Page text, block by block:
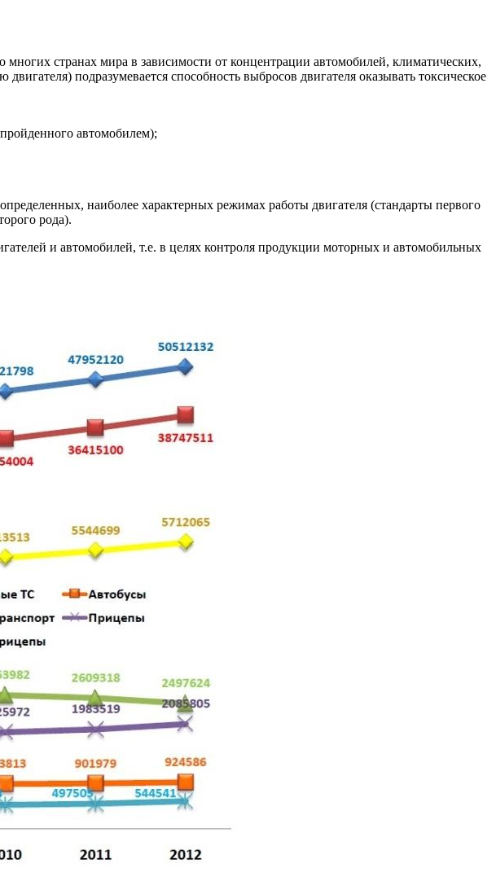
странах мира в зависимости от концентрации автомобилей, климатических,
подразумевается способность выбросов двигателя оказывать токсическое
автомобилем);
наиболее характерных режимах работы двигателя (стандарты первого
рода).
и автомобилей, т.е. в целях контроля продукции моторных и автомобильных